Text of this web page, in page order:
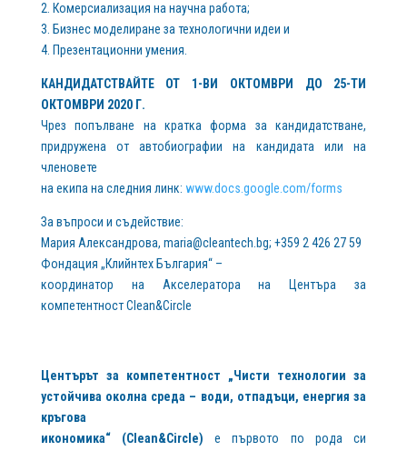
2. Комерсиализация на научна работа;
3. Бизнес моделиране за технологични идеи и
4. Презентационни умения.
КАНДИДАТСТВАЙТЕ ОТ 1-ВИ ОКТОМВРИ ДО 25-ТИ
ОКТОМВРИ 2020 Г.
Чрез попълване на кратка форма за кандидатстване,
придружена от автобиографии на кандидата или на
членовете
на екипа на следния линк: www.docs.google.com/forms
За въпроси и съдействие:
Мария Александрова, maria@cleantech.bg; +359 2 426 27 59
Фондация „Клийнтех България“ –
координатор на Акселератора на Центъра за
компетентност Clean&Circle
Центърът за компетентност „Чисти технологии за
устойчива околна среда – води, отпадъци, енергия за
кръгова
икономика“ (Clean&Circle) е първото по рода си